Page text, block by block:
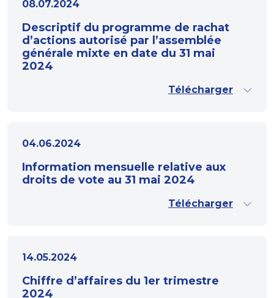
08.07.2024
Descriptif du programme de rachat
d’actions autorisé par l’assemblée
générale mixte en date du 31 mai
2024
Télécharger
04.06.2024
Information mensuelle relative aux
droits de vote au 31 mai 2024
Télécharger
14.05.2024
Chiffre d’affaires du 1er trimestre
2024